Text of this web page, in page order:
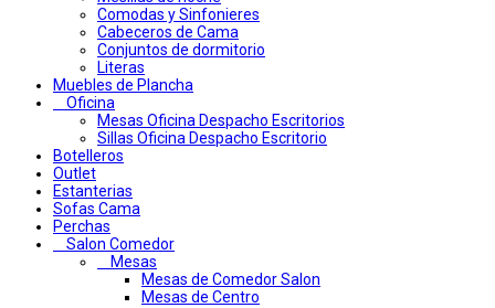
Comodas y Sinfonieres
Cabeceros de Cama
Conjuntos de dormitorio
Literas
Muebles de Plancha
Oficina
Mesas Oficina Despacho Escritorios
Sillas Oficina Despacho Escritorio
Botelleros
Outlet
Estanterias
Sofas Cama
Perchas
Salon Comedor
Mesas
Mesas de Comedor Salon
Mesas de Centro